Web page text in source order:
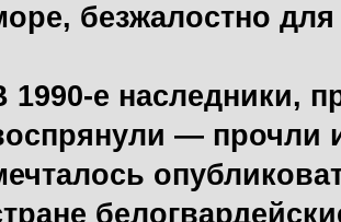
безжалостно для
1990-е наследники,
— прочли